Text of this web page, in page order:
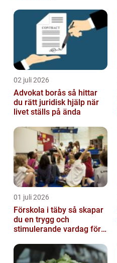
02 juli 2026
Advokat borås så hittar
du rätt juridisk hjälp när
livet ställs på ända
01 juli 2026
Förskola i täby så skapar
du en trygg och
stimulerande vardag för